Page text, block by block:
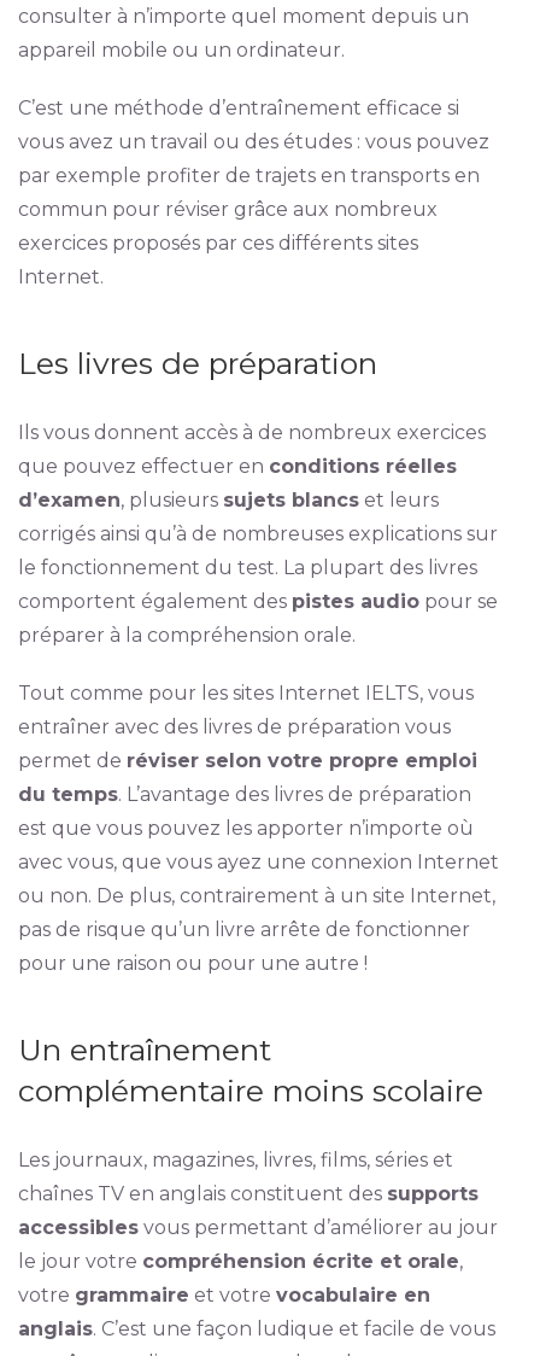
consulter à n’importe quel moment depuis un
appareil mobile ou un ordinateur.
C’est une méthode d’entraînement efficace si
vous avez un travail ou des études : vous pouvez
par exemple profiter de trajets en transports en
commun pour réviser grâce aux nombreux
exercices proposés par ces différents sites
Internet.
Les livres de préparation
Ils vous donnent accès à de nombreux exercices
que pouvez effectuer en conditions réelles
d’examen, plusieurs sujets blancset leurs
corrigés ainsi qu’à de nombreuses explications sur
le fonctionnement du test. La plupart des livres
comportent également des pistes audiopour se
préparer à la compréhension orale.
Tout comme pour les sites Internet IELTS, vous
entraîner avec des livres de préparation vous
permet de réviser selon votre propre emploi
du temps. L’avantage des livres de préparation
est que vous pouvez les apporter n’importe où
avec vous, que vous ayez une connexion Internet
ou non. De plus, contrairement à un site Internet,
pas de risque qu’un livre arrête de fonctionner
pour une raison ou pour une autre !
Un entraînement
complémentaire moins scolaire
Les journaux, magazines, livres, films, séries et
chaînes TV en anglais constituent des supports
accessiblesvous permettant d’améliorer au jour
le jour votre compréhension écrite et orale,
votre grammaire et votre vocabulaire en
anglais. C’est une façon ludique et facile de vous